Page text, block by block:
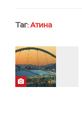
Таг:Атина